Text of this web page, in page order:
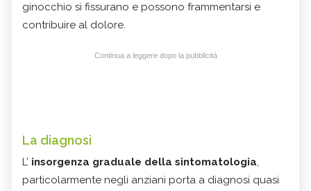
ginocchio si fissurano e possono frammentarsi e
contribuire al dolore.
Continua a leggere dopo la pubblicità
La diagnosi
L’ insorgenza graduale della sintomatologia,
particolarmente negli anziani porta a diagnosi quasi